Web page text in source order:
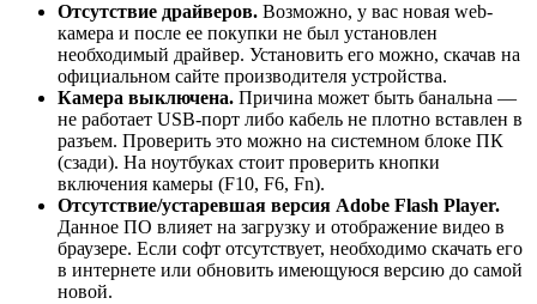
Отсутствие драйверов. Возможно, у вас новая web-
камера и после ее покупки не был установлен
необходимый драйвер. Установить его можно, скачав на
официальном сайте производителя устройства.
Камера выключена. Причина может быть банальна —
не работает USB-порт либо кабель не плотно вставлен в
разъем. Проверить это можно на системном блоке ПК
(сзади). На ноутбуках стоит проверить кнопки
включения камеры (F10, F6, Fn).
Отсутствие/устаревшая версия Adobe Flash Player.
Данное ПО влияет на загрузку и отображение видео в
браузере. Если софт отсутствует, необходимо скачать его
в интернете или обновить имеющуюся версию до самой
новой.